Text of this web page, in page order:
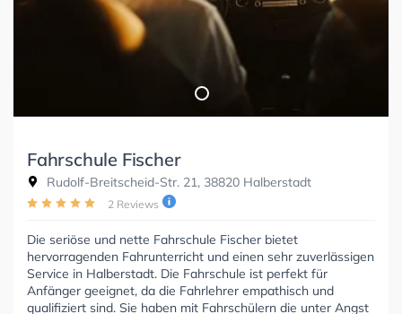
Fahrschule Fischer
Rudolf-Breitscheid-Str. 21, 38820 Halberstadt
2 Reviews
Die seriöse und nette Fahrschule Fischer bietet
hervorragenden Fahrunterricht und einen sehr zuverlässigen
Service in Halberstadt. Die Fahrschule ist perfekt für
Anfänger geeignet, da die Fahrlehrer empathisch und
qualifiziert sind. Sie haben mit Fahrschülern die unter Angst